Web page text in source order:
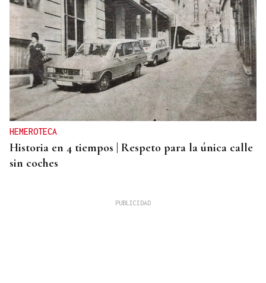
HEMEROTECA
Historia en 4 tiempos | Respeto para la única calle
sin coches